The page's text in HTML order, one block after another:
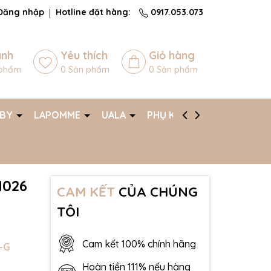
nhập Hotline đặt hàng: 0917.053.073
Yêu thích
0 Sản phẩm
Giỏ hàng
0 Sản phẩm
LAPOMME UALA PHỤ KIỆN
G
CAM KẾTCỦA CHÚNG
TÔI
Cam kết 100% chính hãng
Hoàn tiền 111% nếu hàng